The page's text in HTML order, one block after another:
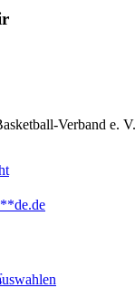
Verband e. V.
de.de